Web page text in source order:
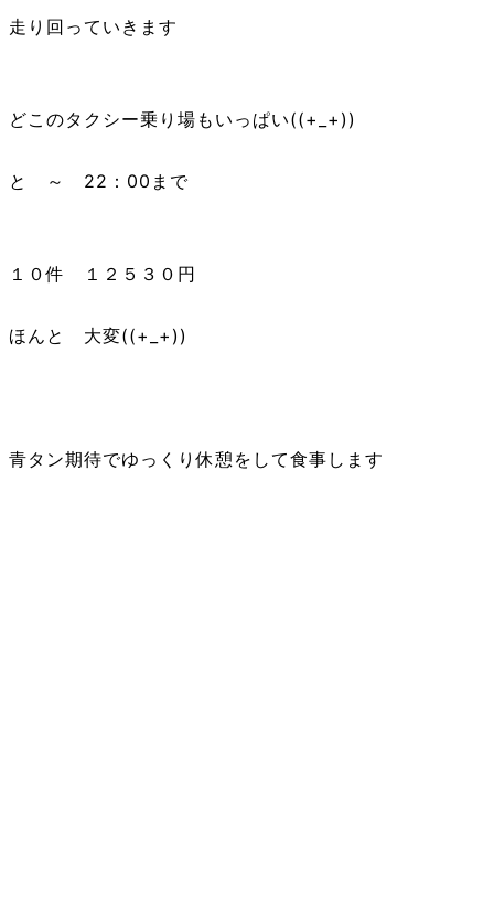
走り回っていきます
どこのタクシー乗り場もいっぱい((+_+))
と ～ 22：00まで
１０件 １２５３０円
ほんと 大変((+_+))
青タン期待でゆっくり休憩をして食事します